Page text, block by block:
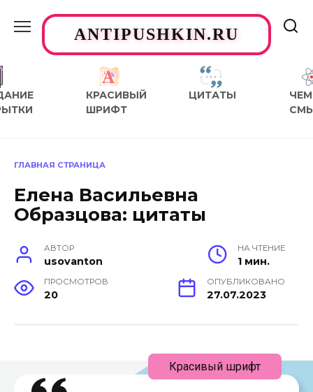
содержаниюANTIPUSHKIN.RU
КРАСИВЫЙ
ШРИФТ
ЦИТАТЫ
ЧЕМ
ГЛАВНАЯ СТРАНИЦА
Елена Васильевна
Образцова: цитаты
АВТОР
usovanton
НА ЧТЕНИЕ
1 мин.
ПРОСМОТРОВ
20
ОПУБЛИКОВАНО
27.07.2023
Красивый шрифт